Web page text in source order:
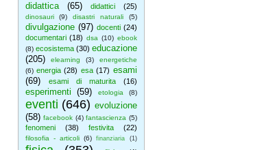
didattica (65) didattici (25)
dinosauri (9) disastri naturali (5)
divulgazione (97) docenti (24)
documentari (18) dsa (10) ebook
(8) ecosistema (30) educazione
(205)
elearning (3)
energetiche
(6) energia (28) esa (17) esami
(69)
esami di maturita (16)
esperimenti (59) etologia (8)
eventi (646) evoluzione
(58) facebook (4) fantascienza (5)
fenomeni (38) festivita (22)
filosofia - articoli (6) finanziaria (1)